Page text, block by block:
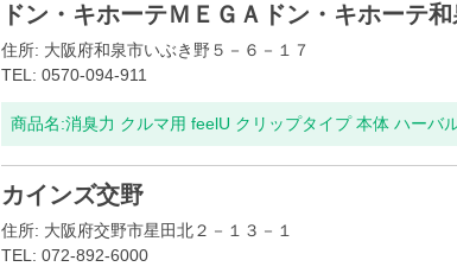
ドン・キホーテＭＥＧＡドン・キホーテ
住所: 大阪府和泉市いぶき野５－６－１７
TEL: 0570-094-911
商品名:消臭力 クルマ用 feelU クリップタイプ 本体 ハーバ
カインズ交野
住所: 大阪府交野市星田北２－１３－１
TEL: 072-892-6000